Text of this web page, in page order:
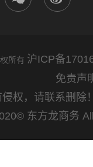
所有 沪ICP备
：网站
权，请联系删除
东方龙商务